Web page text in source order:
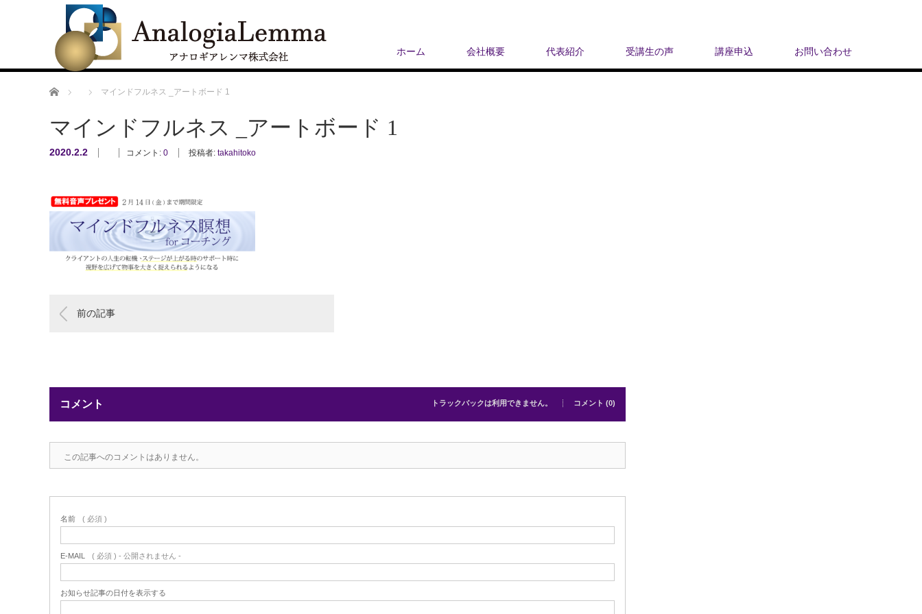
ホーム 会社概要 代表紹介 受講生の声 講座申込 お問い合わせ
ホーム マインドフルネス _アートボード 1
マインドフルネス _アートボード 1
2020.2.2 コメント: 0 投稿者: takahitoko
前の記事
コメント トラックバックは利用できません。 コメント (0)
この記事へのコメントはありません。
名前 ( 必須 )
E-MAIL ( 必須 ) - 公開されません -
お知らせ記事の日付を表示する